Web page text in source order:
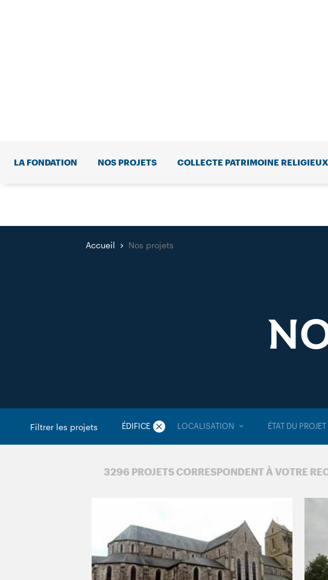
LA FONDATION NOS PROJETS COLLECTE PATRIMOINE
Accueil Nos projets
Filtrer les projets ÉDIFICE LOCALISATION ÉTAT DU PROJET
3 296 PROJETS CORRESPONDENT À VOTRE